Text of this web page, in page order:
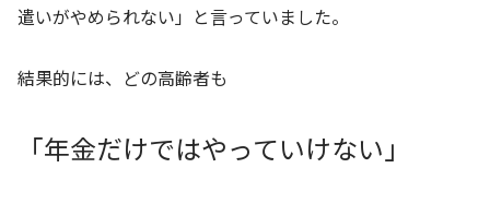
遣いがやめられない」と言っていました。
結果的には、どの高齢者も
「年金だけではやっていけない」